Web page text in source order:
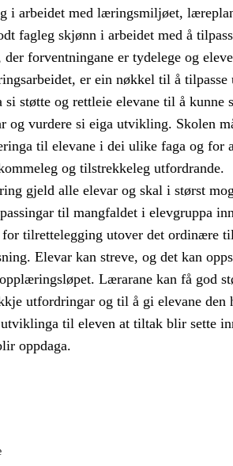
i arbeidet med læringsmiljøet,
fagleg skjønn i arbeidet med å
forventningane er tydelege og
er ein nøkkel til å
si støtte og rettleie elevane til å kunne
og vurdere si eiga utvikling. Skolen
til elevane i dei ulike faga og for
og tilstrekkeleg utfordrande.
gjeld alle elevar og skal i størst
til mangfaldet i elevgruppa
for tilrettelegging utover det ordinære
Elevar kan streve, og det kan
Lærarane kan få god
utfordringar og til å gi elevane den
til eleven at tiltak blir sette
oppdaga.